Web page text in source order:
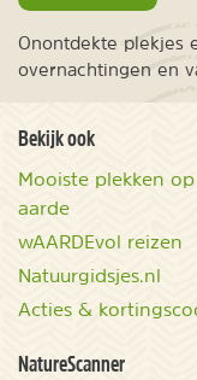
Onontdekte plekjes
overnachtingen en
Bekijk ook
Mooiste plekken op
aarde
wAARDEvol reizen
Natuurgidsjes.nl
Acties &
NatureScanner